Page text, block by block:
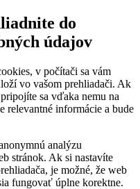
do
údajov
v počítači sa vám
vo vašom prehliadači. Ak
sa vďaka nemu na
relevantné informácie a bude
analýzu
stránok. Ak si nastavíte
je možné, že web
fungovať úplne korektne.